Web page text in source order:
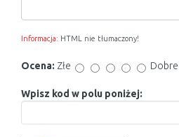
Informacja: HTML nie tłumaczony!
Ocena: Złe Dobre
Wpisz kod w polu poniżej: